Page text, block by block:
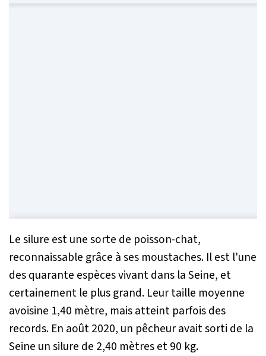
Le silure est une sorte de poisson-chat,
reconnaissable grâce à ses moustaches. Il est l'une
des quarante espèces vivant dans la Seine, et
certainement le plus grand. Leur taille moyenne
avoisine 1,40 mètre, mais atteint parfois des
records. En août 2020, un pêcheur avait sorti de la
Seine un silure de 2,40 mètres et 90 kg.